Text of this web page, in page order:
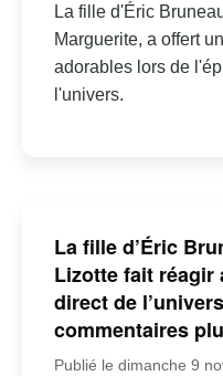
La fille d'Éric
Marguerite, a offert
adorables lors de
l'univers.
La fille d’Éric
Lizotte fait réagir
direct de
commentaires
Publié le dimanche 9